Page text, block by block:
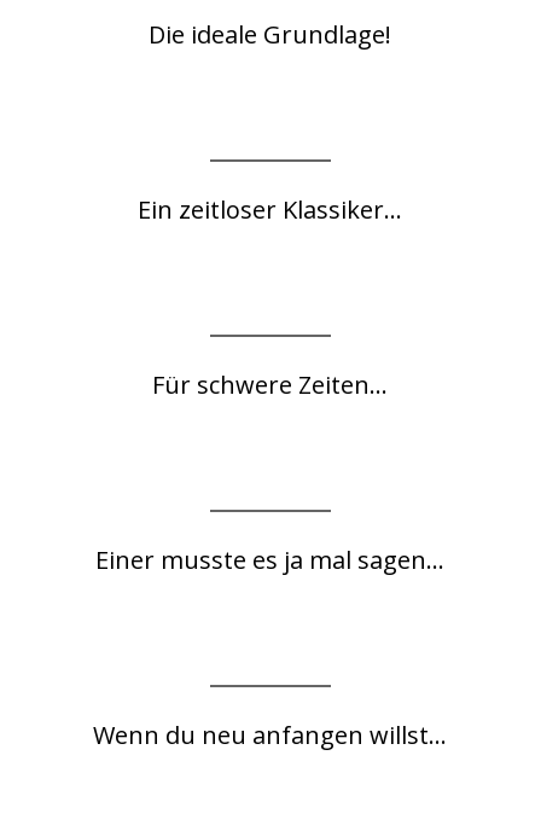
Die ideale Grundlage!
Ein zeitloser Klassiker...
Für schwere Zeiten...
Einer musste es ja mal sagen...
Wenn du neu anfangen willst...